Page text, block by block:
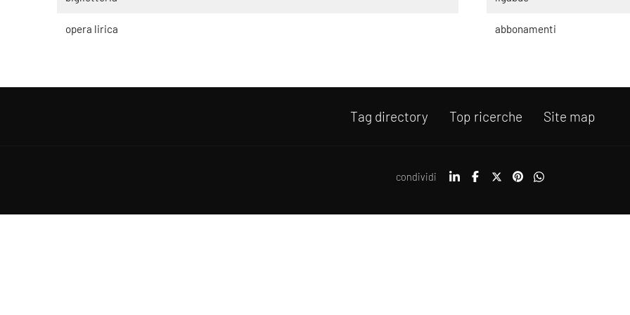
opera lirica abbonamenti
Tag directory Top ricerche Site map
condividi